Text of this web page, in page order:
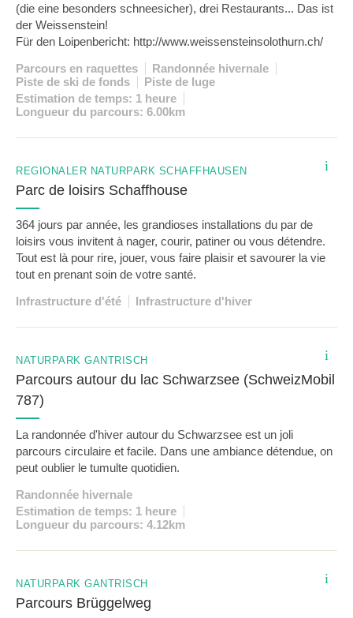
(die eine besonders schneesicher), drei Restaurants... Das ist
der Weissenstein!
Für den Loipenbericht: http://www.weissensteinsolothurn.ch/
Parcours en raquettes
Randonnée hivernale
Piste de ski de fonds
Piste de luge
Estimation de temps: 1 heure
Longueur du parcours: 6.00km
i
REGIONALER NATURPARK SCHAFFHAUSEN
Parc de loisirs Schaffhouse
364 jours par année, les grandioses installations du par de
loisirs vous invitent à nager, courir, patiner ou vous détendre.
Tout est là pour rire, jouer, vous faire plaisir et savourer la vie
tout en prenant soin de votre santé.
Infrastructure d'été Infrastructure d'hiver
i
NATURPARK GANTRISCH
Parcours autour du lac Schwarzsee (SchweizMobil
787)
La randonnée d'hiver autour du Schwarzsee est un joli
parcours circulaire et facile. Dans une ambiance détendue, on
peut oublier le tumulte quotidien.
Randonnée hivernale
Estimation de temps: 1 heure
Longueur du parcours: 4.12km
i
NATURPARK GANTRISCH
Parcours Brüggelweg